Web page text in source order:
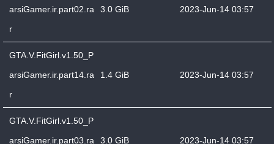
arsiGamer.ir.part02.ra
r
3.0 GiB 2023-Jun-14 03:57
GTA.V.FitGirl.v1.50_P
arsiGamer.ir.part14.ra
r
1.4 GiB 2023-Jun-14 03:57
GTA.V.FitGirl.v1.50_P
arsiGamer.ir.part03.ra
3.0 GiB 2023-Jun-14 03:57